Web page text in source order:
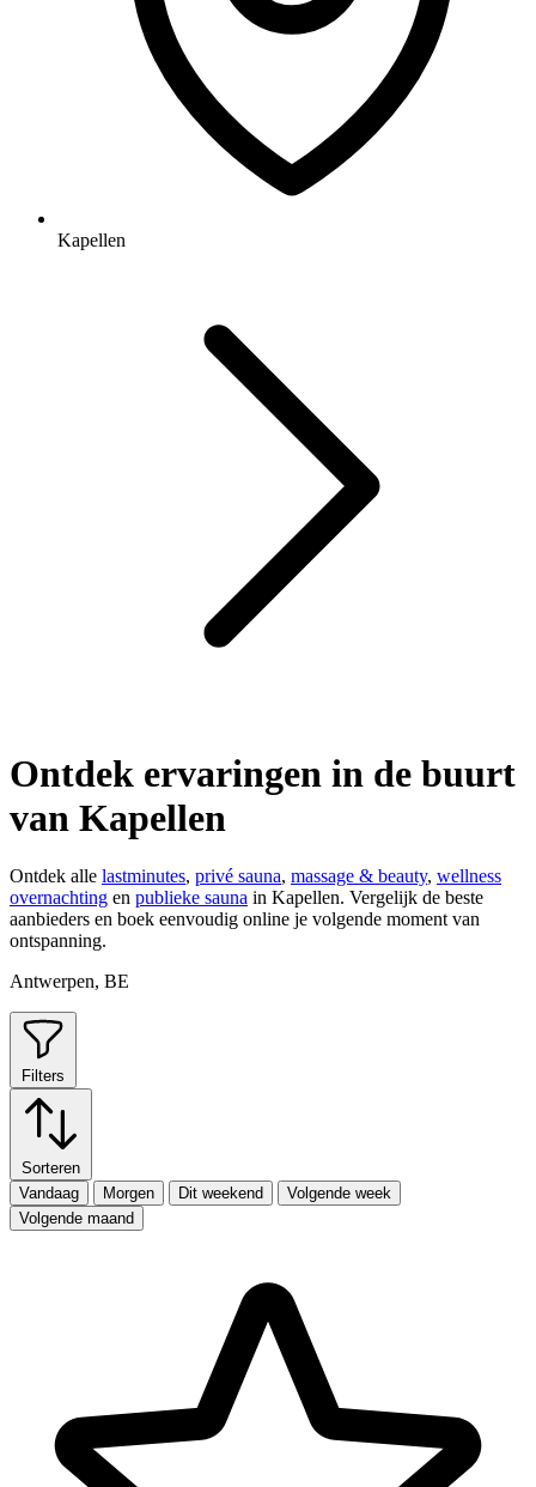
Kapellen
Ontdek ervaringen in de buurt
van Kapellen
Ontdek alle lastminutes, privé sauna, massage & beauty, wellness
overnachting en publieke sauna in Kapellen. Vergelijk de beste
aanbieders en boek eenvoudig online je volgende moment van
ontspanning.
Antwerpen, BE
Filters
Sorteren
Vandaag
Morgen Dit weekend
Volgende week
Volgende maand